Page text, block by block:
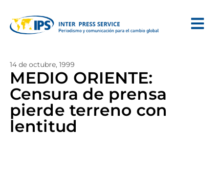
14 de octubre, 1999
MEDIO ORIENTE:
Censura de prensa
pierde terreno con
lentitud